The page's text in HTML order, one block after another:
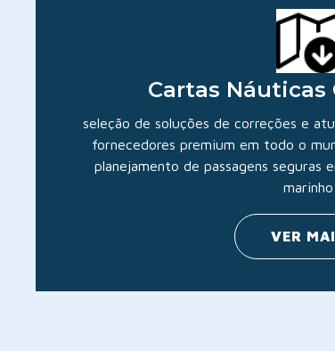
Cartas Náuticas
seleção de soluções de correções e
fornecedores premium em todo o
planejamento de passagens seguras
marinho
VER